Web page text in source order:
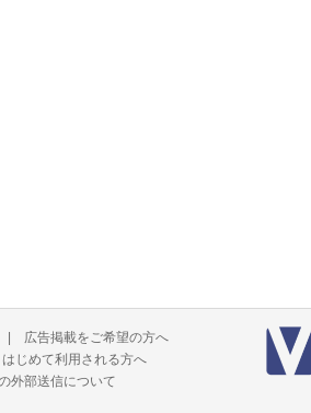
| 広告掲載をご希望の方へ
はじめて利用される方へ
外部送信について